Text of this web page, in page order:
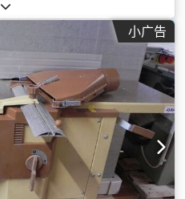
小广告